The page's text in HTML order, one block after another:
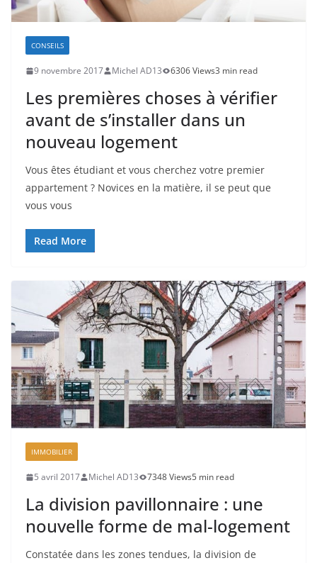
CONSEILS
9 novembre 2017 Michel AD13 6306 Views3 min read
Les premières choses à vérifier
avant de s’installer dans un
nouveau logement
Vous êtes étudiant et vous cherchez votre premier
appartement ? Novices en la matière, il se peut que
vous vous
Read More
IMMOBILIER
5 avril 2017 Michel AD13 7348 Views5 min read
La division pavillonnaire : une
nouvelle forme de mal-logement
Constatée dans les zones tendues, la division de